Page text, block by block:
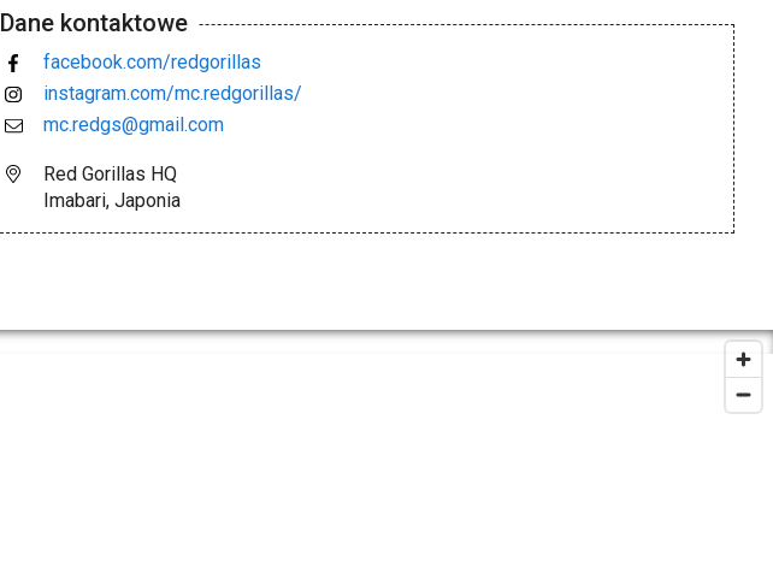
Dane kontaktowe
facebook.com/redgorillas
instagram.com/mc.redgorillas/
mc.redgs@gmail.com
Red Gorillas HQ
Imabari, Japonia